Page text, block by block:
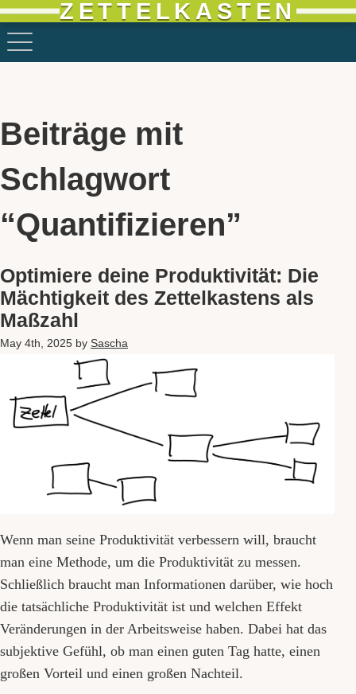
ZETTELKASTEN
Beiträge mit
Schlagwort
“Quantifizieren”
Optimiere deine Produktivität: Die
Mächtigkeit des Zettelkastens als
Maßzahl
May 4th, 2025 by Sascha
Wenn man seine Produktivität verbessern will, braucht
man eine Methode, um die Produktivität zu messen.
Schließlich braucht man Informationen darüber, wie hoch
die tatsächliche Produktivität ist und welchen Effekt
Veränderungen in der Arbeitsweise haben. Dabei hat das
subjektive Gefühl, ob man einen guten Tag hatte, einen
großen Vorteil und einen großen Nachteil.